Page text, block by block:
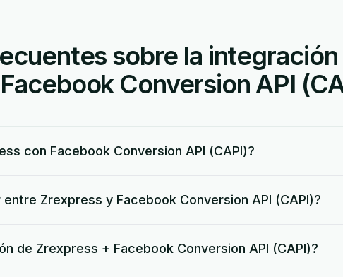
sobre la
Conversion API
con Facebook Conversion API (CAPI)?
Zrexpress y Facebook Conversion API (CAPI)?
de Zrexpress + Facebook Conversion API (CAPI)?